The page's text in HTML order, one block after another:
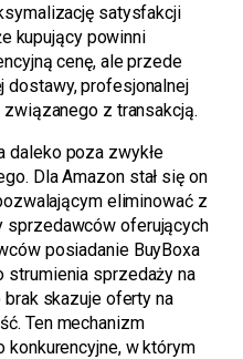
satysfakcji
kupujący powinni
cenę, ale przede
profesjonalnej
z transakcją.
daleko poza zwykłe
Dla Amazon stał się on
eliminować z
oferujących
posiadanie BuyBoxa
strumienia sprzedaży na
skazuje oferty na
Ten mechanizm
konkurencyjne, w którym